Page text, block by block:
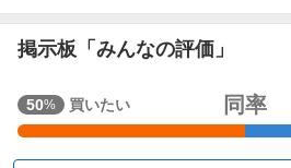
ア
掲示板「みんなの評価」
強
く
50% 買いたい 同率